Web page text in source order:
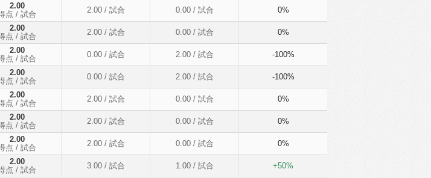
2.00
点 / 試合 2.00/ 試合 0.00/ 試合 0%
2.00
点 / 試合 2.00/ 試合 0.00/ 試合 0%
2.00
点 / 試合 0.00/ 試合 2.00/ 試合 -100%
2.00
点 / 試合 0.00/ 試合 2.00/ 試合 -100%
2.00
点 / 試合 2.00/ 試合 0.00/ 試合 0%
2.00
点 / 試合 2.00/ 試合 0.00/ 試合 0%
2.00
点 / 試合 2.00/ 試合 0.00/ 試合 0%
2.00
点 / 試合 3.00/ 試合 1.00/ 試合 +50%